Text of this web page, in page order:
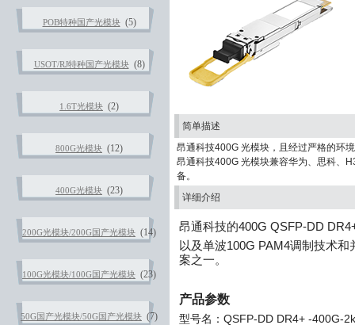
POB特种国产光模块(5)
USOT/RJ特种国产光模块(8)
1.6T光模块 (2)
800G光模块 (12)
400G光模块 (23)
200G光模块/200G国产光模块 (14)
100G光模块/100G国产光模块 (23)
50G国产光模块/50G国产光模块 (7)
简单描述
昂通科技400G 光模块，且经过严格的环
昂通科技400G 光模块兼容华为、思科、
备。
详细介绍
昂通科技的400G QSFP-DD
以及单波100G PAM4调制技术
案之一。
产品参数
型号名：QSFP-DD DR4+ -400G-